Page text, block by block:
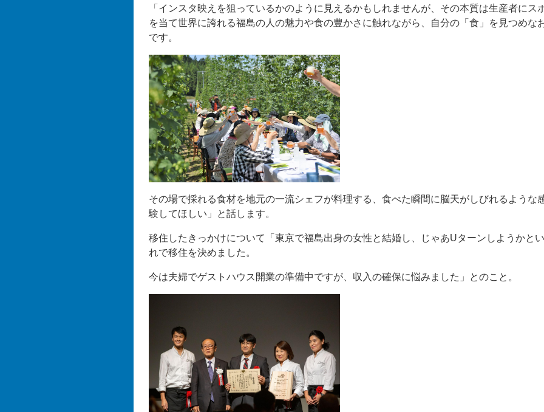
「インスタ映えを狙っているかのように見えるかもしれませんが、その本質は生産者にス
を当て世界に誇れる福島の人の魅力や食の豊かさに触れながら、自分の「食」を見つめな
です。
その場で採れる食材を地元の一流シェフが料理する、食べた瞬間に脳天がしびれるような
験してほしい」と話します。
移住したきっかけについて「東京で福島出身の女性と結婚し、じゃあUターンしようかと
れで移住を決めました。
今は夫婦でゲストハウス開業の準備中ですが、収入の確保に悩みました」とのこと。